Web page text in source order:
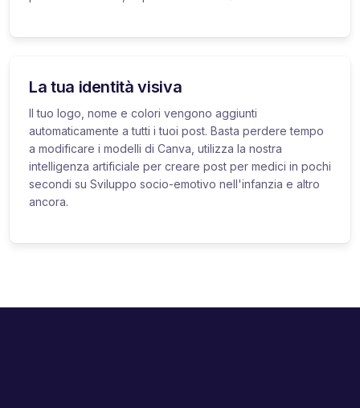
La tua identità visiva
Il tuo logo, nome e colori vengono aggiunti
automaticamente a tutti i tuoi post. Basta perdere tempo
a modificare i modelli di Canva, utilizza la nostra
intelligenza artificiale per creare post per medici in pochi
secondi su Sviluppo socio-emotivo nell'infanzia e altro
ancora.